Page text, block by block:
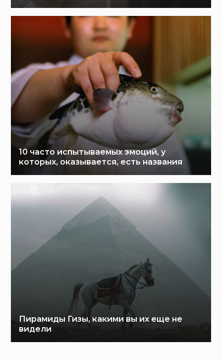
10 часто испытываемых эмоций, у
которых, оказывается, есть названия
Пирамиды Гизы, какими вы их еще не
видели